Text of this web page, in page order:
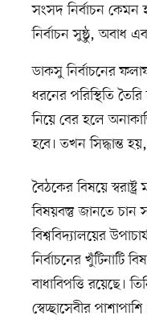
সংসদ নির্বাচন কেমন
নির্বাচন সুষ্ঠু, অবাধ
ডাকসু নির্বাচনের
ধরনের পরিস্থিতি
নিয়ে বের হলে
হবে। তখন সিদ্ধান্ত
বৈঠকের বিষয়ে
বিষয়বস্তু জানতে চান
বিশ্ববিদ্যালয়ের
নির্বাচনের খুঁটিনাটি
বাধাবিপত্তি রয়েছে।
স্বেচ্ছাসেবীর